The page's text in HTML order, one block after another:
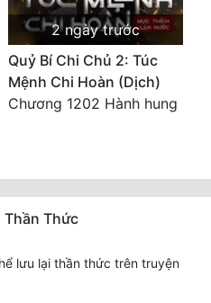
2 ngày trước
Quỷ Bí Chi Chủ 2: Túc
Mệnh Chi Hoàn (Dịch)
Chương 1202 Hành hung
Thần Thức
lưu lại thần thức trên truyện